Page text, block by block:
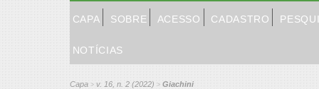
CAPA SOBRE ACESSO CADASTRO
NOTÍCIAS
Capa > v. 16, n. 2 (2022) > Giachini